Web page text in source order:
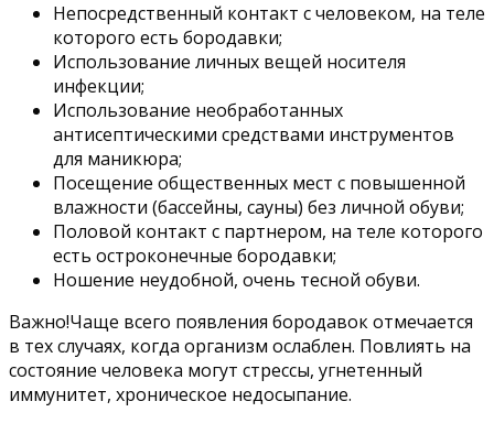
Непосредственный контакт с человеком, на теле
которого есть бородавки;
Использование личных вещей носителя
инфекции;
Использование необработанных
антисептическими средствами инструментов
для маникюра;
Посещение общественных мест с повышенной
влажности (бассейны, сауны) без личной обуви;
Половой контакт с партнером, на теле которого
есть остроконечные бородавки;
Ношение неудобной, очень тесной обуви.
Важно!Чаще всего появления бородавок отмечается
в тех случаях, когда организм ослаблен. Повлиять на
состояние человека могут стрессы, угнетенный
иммунитет, хроническое недосыпание.